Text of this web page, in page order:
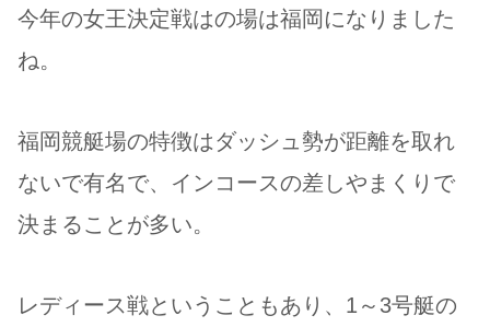
今年の女王決定戦はの場は福岡になりました
ね。
福岡競艇場の特徴はダッシュ勢が距離を取れ
ないで有名で、インコースの差しやまくりで
決まることが多い。
レディース戦ということもあり、1～3号艇の